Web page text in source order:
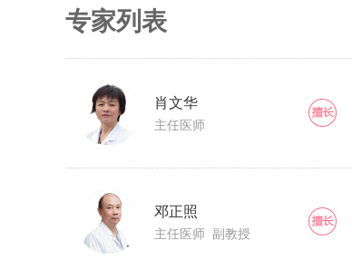
专家列表
肖文华
主任医师
邓正照
主任医师 副教授